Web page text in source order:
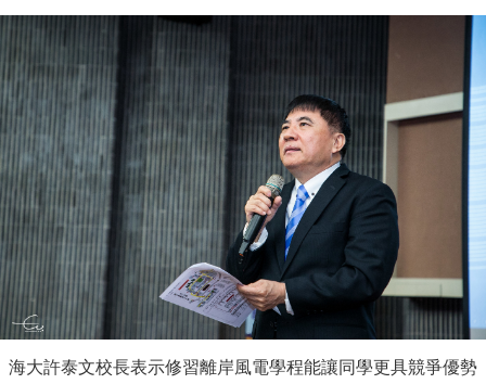
海大許泰文校長表示修習離岸風電學程能讓同學更具競爭優勢